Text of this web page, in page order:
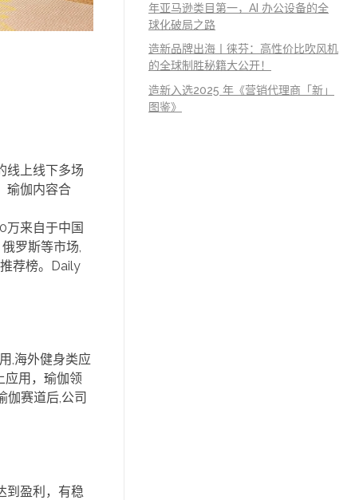
线上线下多场
瑜伽内容合
万来自于中国
罗斯等市场,
荐榜。Daily
,海外健身类应
应用，瑜伽领
伽赛道后,公司
到盈利，有稳
年亚马逊类目第一，AI 办公设备的全
球化破局之路
造新品牌出海丨徕芬：高性价比吹风机
的全球制胜秘籍大公开！
造新入选2025 年《营销代理商「新」
图鉴》